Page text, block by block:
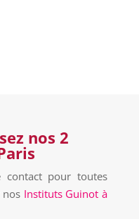
nos 2
contact pour toutes
nos Instituts Guinot à